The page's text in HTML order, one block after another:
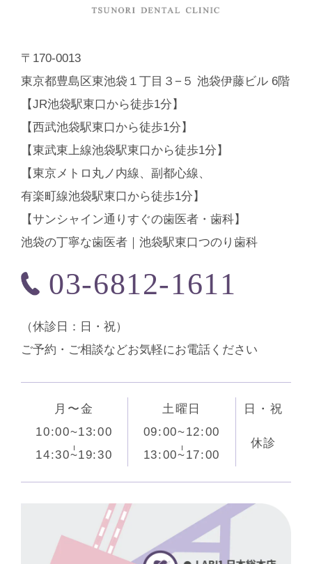
〒170-0013
東京都豊島区東池袋１丁目３−５ 池袋伊藤ビル 6階
【JR池袋駅東口から徒歩1分】
【西武池袋駅東口から徒歩1分】
【東武東上線池袋駅東口から徒歩1分】
【東京メトロ丸ノ内線、副都心線、
有楽町線池袋駅東口から徒歩1分】
【サンシャイン通りすぐの歯医者・歯科】
池袋の丁寧な歯医者｜池袋駅東口つのり歯科
03-6812-1611
（休診⽇：日・祝）
ご予約・ご相談などお気軽にお電話ください
月〜金 土曜日
日・祝
10:00~13:00
09:00~12:00
休診
14:30~19:30
13:00~17:00